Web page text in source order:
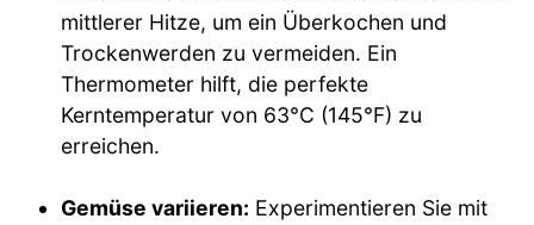
mittlerer Hitze, um ein Überkochen und
Trockenwerden zu vermeiden. Ein
Thermometer hilft, die perfekte
Kerntemperatur von 63°C (145°F) zu
erreichen.
Gemüse variieren: Experimentieren Sie mit